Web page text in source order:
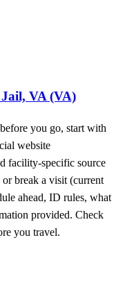
VA (VA)
you go, start with
website
facility-specific source
break a visit (current
ahead, ID rules, what
provided. Check
you travel.